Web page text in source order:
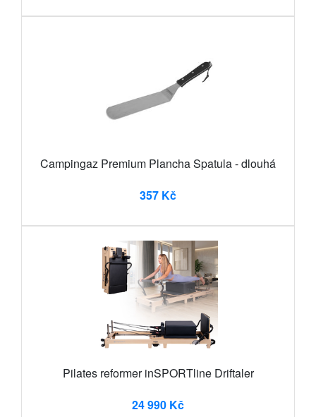
Campingaz Premium Plancha Spatula - dlouhá
357 Kč
Pilates reformer inSPORTline Driftaler
24 990 Kč